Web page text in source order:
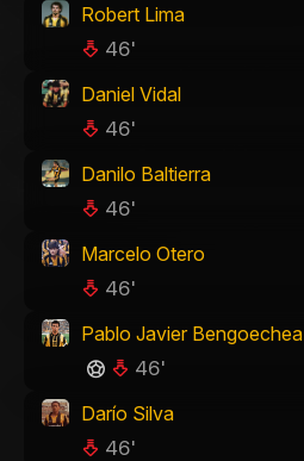
Robert Lima
46'
Daniel Vidal
46'
Danilo Baltierra
46'
Marcelo Otero
46'
Pablo Javier Bengoechea
46'
Darío Silva
46'